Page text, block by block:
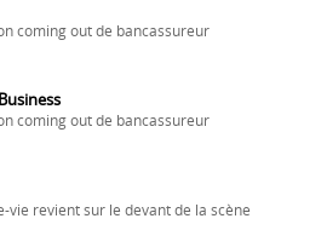
coming out de bancassureur
coming out de bancassureur
vie revient sur le devant de la scène